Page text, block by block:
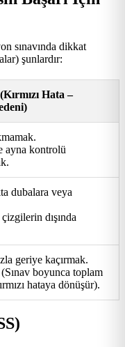
sınavında dikkat
şunlardır:
Hata –
ayna kontrolü
dubalara veya
dışında
geriye kaçırmak.
boyunca toplam
hataya dönüşür).